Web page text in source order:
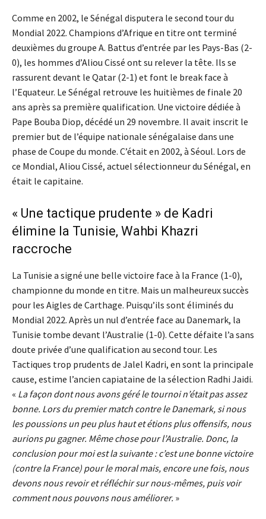
Comme en 2002, le Sénégal disputera le second tour du
Mondial 2022. Champions d’Afrique en titre ont terminé
deuxièmes du groupe A. Battus d’entrée par les Pays-Bas (2-
0), les hommes d’Aliou Cissé ont su relever la tête. Ils se
rassurent devant le Qatar (2-1) et font le break face à
l’Equateur. Le Sénégal retrouve les huitièmes de finale 20
ans après sa première qualification. Une victoire dédiée à
Pape Bouba Diop, décédé un 29 novembre. Il avait inscrit le
premier but de l’équipe nationale sénégalaise dans une
phase de Coupe du monde. C’était en 2002, à Séoul. Lors de
ce Mondial, Aliou Cissé, actuel sélectionneur du Sénégal, en
était le capitaine.
« Une tactique prudente » de Kadri
élimine la Tunisie, Wahbi Khazri
raccroche
La Tunisie a signé une belle victoire face à la France (1-0),
championne du monde en titre. Mais un malheureux succès
pour les Aigles de Carthage. Puisqu’ils sont éliminés du
Mondial 2022. Après un nul d’entrée face au Danemark, la
Tunisie tombe devant l’Australie (1-0). Cette défaite l’a sans
doute privée d’une qualification au second tour. Les
Tactiques trop prudents de Jalel Kadri, en sont la principale
cause, estime l’ancien capiataine de la sélection Radhi Jaidi.
« La façon dont nous avons géré le tournoi n’était pas assez
bonne. Lors du premier match contre le Danemark, si nous
les poussions un peu plus haut et étions plus offensifs, nous
aurions pu gagner. Même chose pour l’Australie. Donc, la
conclusion pour moi est la suivante : c’est une bonne victoire
(contre la France) pour le moral mais, encore une fois, nous
devons nous revoir et réfléchir sur nous-mêmes, puis voir
comment nous pouvons nous améliorer. »